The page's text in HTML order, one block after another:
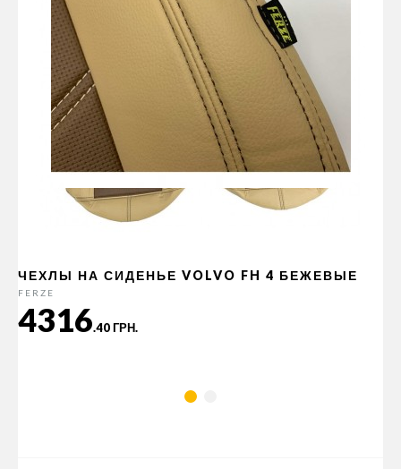
ЧЕХЛЫ НА СИДЕНЬЕ VOLVO FH 4 БЕЖЕВЫЕ
FERZE
4316.40 ГРН.